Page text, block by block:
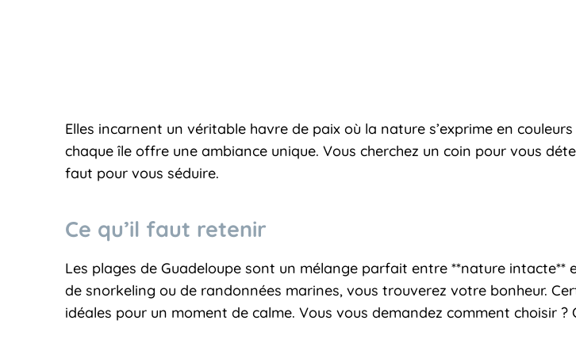
Elles incarnent un véritable havre de paix où la nature s’exprime en
chaque île offre une ambiance unique. Vous cherchez un coin pour vous
faut pour vous séduire.
Ce qu’il faut retenir
Les plages de Guadeloupe sont un mélange parfait entre **nature
de snorkeling ou de randonnées marines, vous trouverez votre bonheur.
idéales pour un moment de calme. Vous vous demandez comment choisir